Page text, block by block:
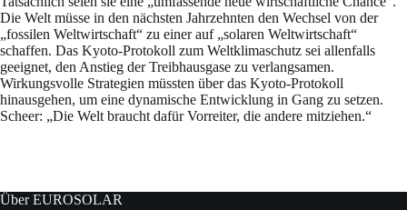
Die Welt müsse in den nächsten Jahrzehnten den Wechsel von der
„fossilen Weltwirtschaft“ zu einer auf „solaren Weltwirtschaft“
schaffen. Das Kyoto-Protokoll zum Weltklimaschutz sei allenfalls
geeignet, den Anstieg der Treibhausgase zu verlangsamen.
Wirkungsvolle Strategien müssten über das Kyoto-Protokoll
hinausgehen, um eine dynamische Entwicklung in Gang zu setzen.
Scheer: „Die Welt braucht dafür Vorreiter, die andere mitziehen.“
Über EUROSOLAR